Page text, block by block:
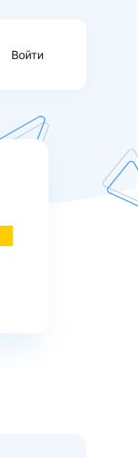
Войти